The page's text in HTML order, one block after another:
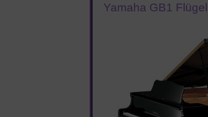
Yamaha GB1